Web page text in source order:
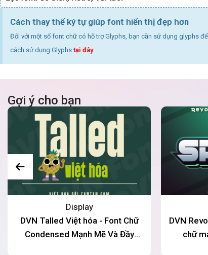
Cách thay thế ký tự giúp font hiển thị đẹp hơn
Đối với một số font chữ có hỗ trợ Glyphs, bạn cần sử dụng glyphs
cách sử dụng Glyphs tại đây.
Gợi ý cho bạn
Display
DVN Talled Việt hóa - Font Chữ
Condensed Mạnh Mẽ Và Đầy
DVN
chữ